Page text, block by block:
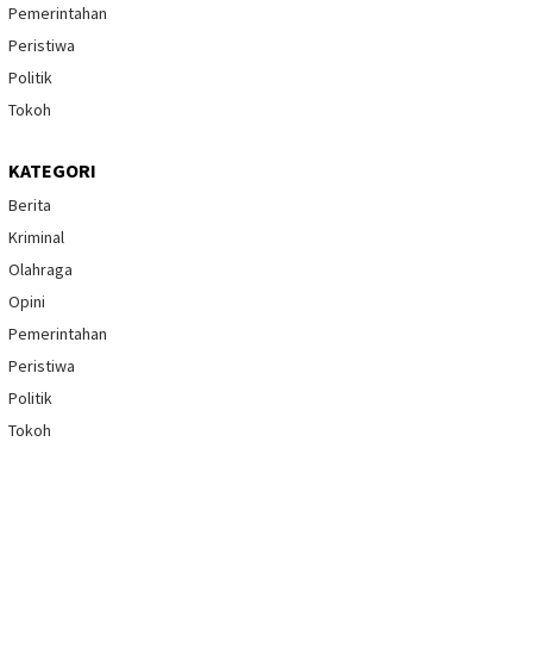
Pemerintahan
Peristiwa
Politik
Tokoh
KATEGORI
Berita
Kriminal
Olahraga
Opini
Pemerintahan
Peristiwa
Politik
Tokoh